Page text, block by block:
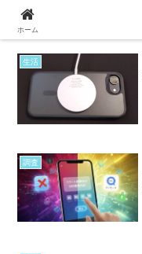
生活
調査
ホーム